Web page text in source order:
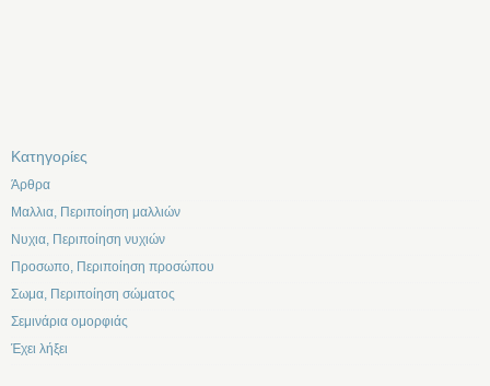
Kατηγορίες
Άρθρα
Μαλλια, Περιποίηση μαλλιών
Νυχια, Περιποίηση νυχιών
Προσωπο, Περιποίηση προσώπου
Σωμα, Περιποίηση σώματος
Σεμινάρια ομορφιάς
Έχει λήξει